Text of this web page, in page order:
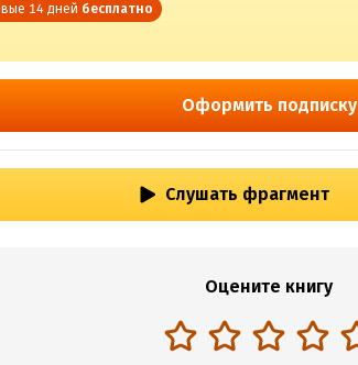
14 дней бесплатно
Оформить подписку
Слушать фрагмент
Оцените книгу